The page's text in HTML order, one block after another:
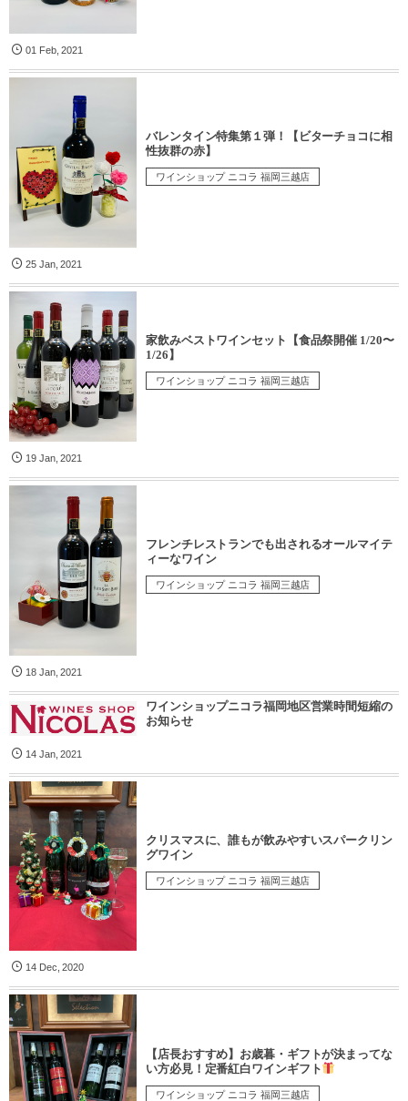
01 Feb,2021
バレンタイン特集第１弾！【ビターチョコに相
性抜群の赤】
ワインショップ ニコラ 福岡三越店
25 Jan,2021
家飲みベストワインセット【食品祭開催 1/20〜
1/26】
ワインショップ ニコラ 福岡三越店
19 Jan,2021
フレンチレストランでも出されるオールマイテ
ィーなワイン
ワインショップ ニコラ 福岡三越店
18 Jan,2021
ワインショップニコラ福岡地区営業時間短縮の
お知らせ
14 Jan,2021
クリスマスに、誰もが飲みやすいスパークリン
グワイン
ワインショップ ニコラ 福岡三越店
14 Dec,2020
【店長おすすめ】お歳暮・ギフトが決まってな
い方必見！定番紅白ワインギフト
ワインショップ ニコラ 福岡三越店